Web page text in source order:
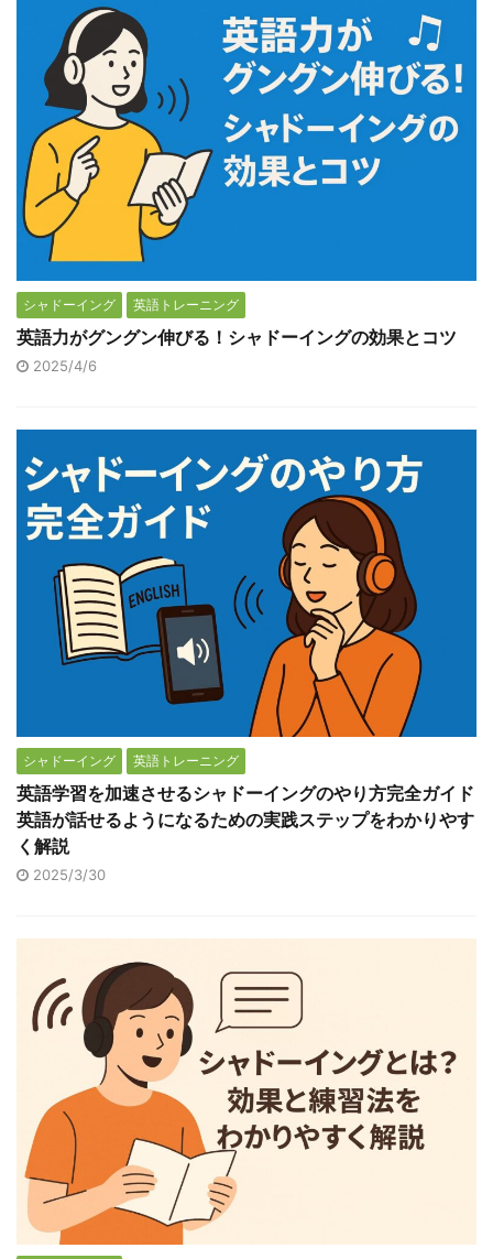
シャドーイング 英語トレーニング
英語力がグングン伸びる！シャドーイングの効果とコツ
2025/4/6
シャドーイング 英語トレーニング
英語学習を加速させるシャドーイングのやり方完全ガイド
英語が話せるようになるための実践ステップをわかりやす
く解説
2025/3/30